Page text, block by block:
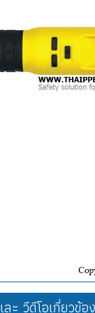
ะ วีดีโอเกี่ยวข้อง